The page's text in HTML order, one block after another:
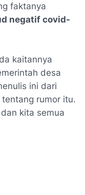
faktanya
negatif covid-
kaitannya
desa
ini dari
rumor itu.
kita semua